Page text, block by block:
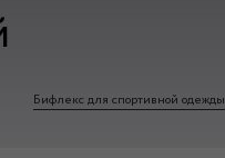
Бифлекс для спортивной одежды